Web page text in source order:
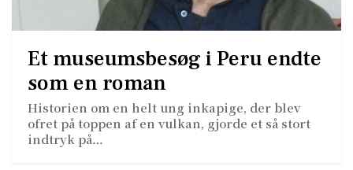
Et museumsbesøg i Peru endte
som en roman
Historien om en helt ung inkapige, der blev
ofret på toppen af en vulkan, gjorde et så stort
indtryk på…